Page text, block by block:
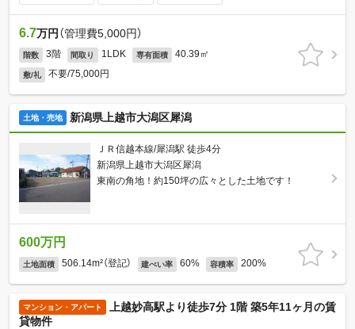
6.7万円 （管理費5,000円）
階数 3階 間取り 1LDK 専有面積 40.39㎡
敷/礼 不要/75,000円
土地・売地 新潟県上越市大潟区犀潟
ＪＲ信越本線/犀潟駅 徒歩4分
新潟県上越市大潟区犀潟
東南の角地！約150坪の広々とした土地です！
600万円
土地面積 506.14m²（登記） 建ぺい率 60% 容積率 200%
マンション・アパート
上越妙高駅より徒歩7分 1階 築5年11ヶ月の賃
貸物件